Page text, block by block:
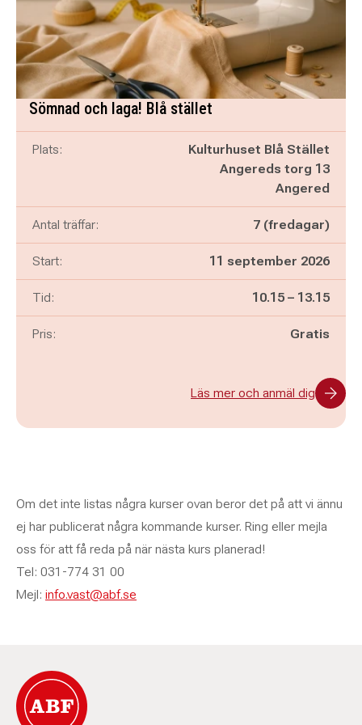
Sömnad och laga! Blå stället
Plats:
Kulturhuset Blå Stället
Angereds torg 13
Angered
Antal träffar: 7 (fredagar)
Start: 11 september 2026
Tid: Pågår mellan
10.15 – och
13.15
Pris: Gratis
Läs mer och anmäl dig
Om det inte listas några kurser ovan beror det på att vi ännu
ej har publicerat några kommande kurser. Ring eller mejla
oss för att få reda på när nästa kurs planerad!
Tel: 031-774 31 00
Mejl: info.vast@abf.se